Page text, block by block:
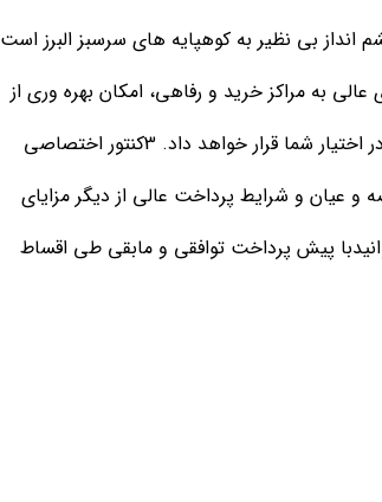
بی نظیر به کوهپایه های سرسبز البرز است
به مراکز خرید و رفاهی، امکان بهره وری از
طبیعت بکر شمال را در کنار استفاده از امکانات رفاهی شهری در اختیار شما قرار خواهد داد. 3کنتور اختصاصی
و شرایط پرداخت عالی از دیگر مزایای
پیش پرداخت توافقی و مابقی طی اقساط